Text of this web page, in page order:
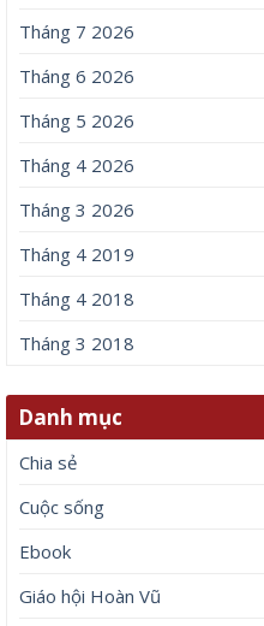
Tháng 7 2026
Tháng 6 2026
Tháng 5 2026
Tháng 4 2026
Tháng 3 2026
Tháng 4 2019
Tháng 4 2018
Tháng 3 2018
Danh mục
Chia sẻ
Cuộc sống
Ebook
Giáo hội Hoàn Vũ